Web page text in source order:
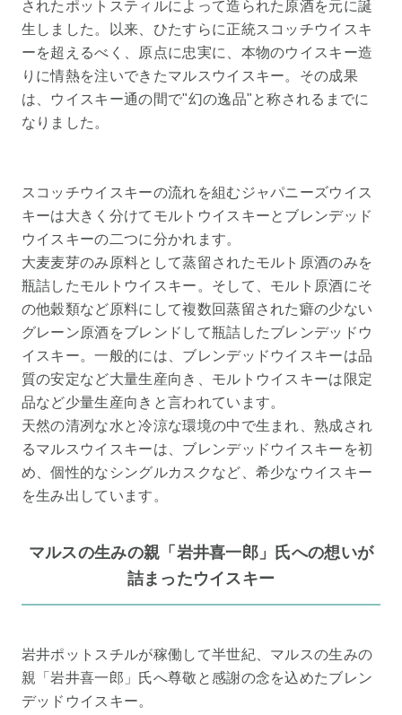
されたポットスティルによって造られた原酒を元に誕
生しました。以来、ひたすらに正統スコッチウイスキ
ーを超えるべく、原点に忠実に、本物のウイスキー造
りに情熱を注いできたマルスウイスキー。その成果
は、ウイスキー通の間で"幻の逸品"と称されるまでに
なりました。
スコッチウイスキーの流れを組むジャパニーズウイス
キーは大きく分けてモルトウイスキーとブレンデッド
ウイスキーの二つに分かれます。
大麦麦芽のみ原料として蒸留されたモルト原酒のみを
瓶詰したモルトウイスキー。そして、モルト原酒にそ
の他穀類など原料にして複数回蒸留された癖の少ない
グレーン原酒をブレンドして瓶詰したブレンデッドウ
イスキー。一般的には、ブレンデッドウイスキーは品
質の安定など大量生産向き、モルトウイスキーは限定
品など少量生産向きと言われています。
天然の清冽な水と冷涼な環境の中で生まれ、熟成され
るマルスウイスキーは、ブレンデッドウイスキーを初
め、個性的なシングルカスクなど、希少なウイスキー
を生み出しています。
マルスの生みの親「岩井喜一郎」氏への想いが
詰まったウイスキー
岩井ポットスチルが稼働して半世紀、マルスの生みの
親「岩井喜一郎」氏へ尊敬と感謝の念を込めたブレン
デッドウイスキー。